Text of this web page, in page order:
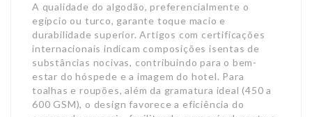
A qualidade do algodão, preferencialmente o
egípcio ou turco, garante toque macio e
durabilidade superior. Artigos com certificações
internacionais indicam composições isentas de
substâncias nocivas, contribuindo para o bem-
estar do hóspede e a imagem do hotel. Para
toalhas e roupões, além da gramatura ideal (450 a
600 GSM), o design favorece a eficiência do